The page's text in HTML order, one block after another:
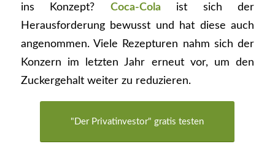
ins Konzept? Coca-Colaist sich der
Herausforderung bewusst und hat diese auch
angenommen. Viele Rezepturen nahm sich der
Konzern im letzten Jahr erneut vor, um den
Zuckergehalt weiter zu reduzieren.
"Der Privatinvestor" gratis testen